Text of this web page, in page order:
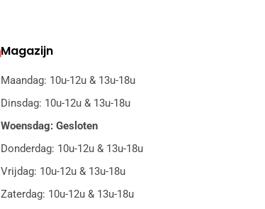
Magazijn
Maandag: 10u-12u & 13u-18u
Dinsdag: 10u-12u & 13u-18u
Woensdag: Gesloten
Donderdag: 10u-12u & 13u-18u
Vrijdag: 10u-12u & 13u-18u
Zaterdag: 10u-12u & 13u-18u